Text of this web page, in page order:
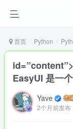
首页 Python
EasyUI 是一
Yave
2个月前发布